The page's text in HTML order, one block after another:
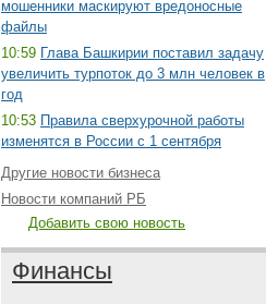
мошенники маскируют вредоносные
файлы
10:59 Глава Башкирии поставил задачу
увеличить турпоток до 3 млн человек в
год
10:53 Правила сверхурочной работы
изменятся в России с 1 сентября
Другие новости бизнеса
Новости компаний РБ
Добавить свою новость
Финансы